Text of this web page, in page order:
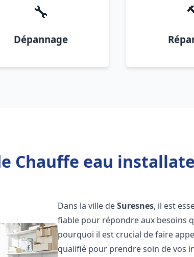
🔧
Dépannage
Chauffe eau
Dans la ville deSuresnes, il est
fiable pour répondre aux besoins
pourquoi il est crucial de faire
qualifié pour prendre soin de vos